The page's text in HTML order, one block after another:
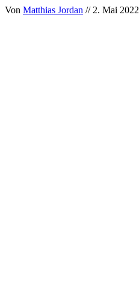
Von Matthias Jordan // 2. Mai 2022